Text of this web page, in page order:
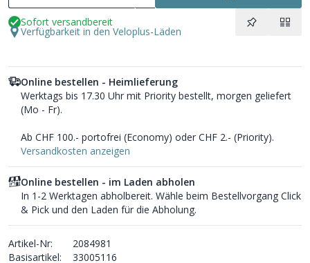
Sofort versandbereit
Verfügbarkeit in den Veloplus-Läden
Online bestellen - Heimlieferung
Werktags bis 17.30 Uhr mit Priority bestellt, morgen geliefert
(Mo - Fr).
Ab CHF 100.- portofrei (Economy) oder CHF 2.- (Priority).
Versandkosten anzeigen
Online bestellen - im Laden abholen
In 1-2 Werktagen abholbereit. Wähle beim Bestellvorgang Click
& Pick und den Laden für die Abholung.
Artikel-Nr:
2084981
Basisartikel:
33005116